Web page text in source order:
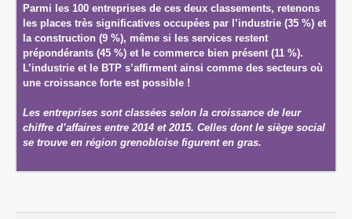
Parmi les 100 entreprises de ces deux classements, retenons
les places très significatives occupées par l’industrie (35 %) et
la construction (9 %), même si les services restent
prépondérants (45 %) et le commerce bien présent (11 %).
L’industrie et le BTP s’affirment ainsi comme des secteurs où
une croissance forte est possible !
Les entreprises sont classées selon la croissance de leur
chiffre d’affaires entre 2014 et 2015. Celles dont le siège social
se trouve en région grenobloise figurent en gras.